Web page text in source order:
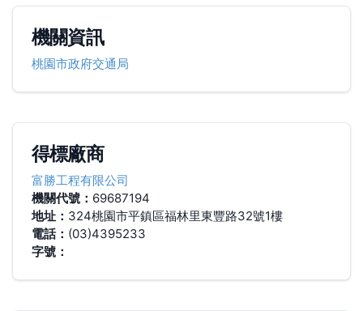
機關資訊
桃園市政府交通局
得標廠商
富勝工程有限公司
機關代號： 69687194
地址： 324桃園市平鎮區福林里東豐路32號1樓
電話： (03)4395233
字號：